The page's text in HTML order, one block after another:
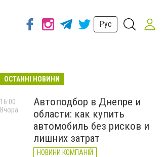
Рус
ОСТАННІ НОВИНИ
Автоподбор в Днепре и
области: как купить
автомобиль без рисков и
лишних затрат
НОВИНИ КОМПАНІЙ
16:00
Вчора